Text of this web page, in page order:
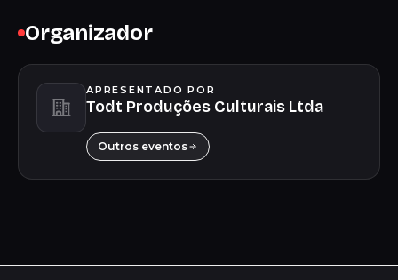
Organizador
APRESENTADO POR
Todt Produções Culturais Ltda
Outros eventos